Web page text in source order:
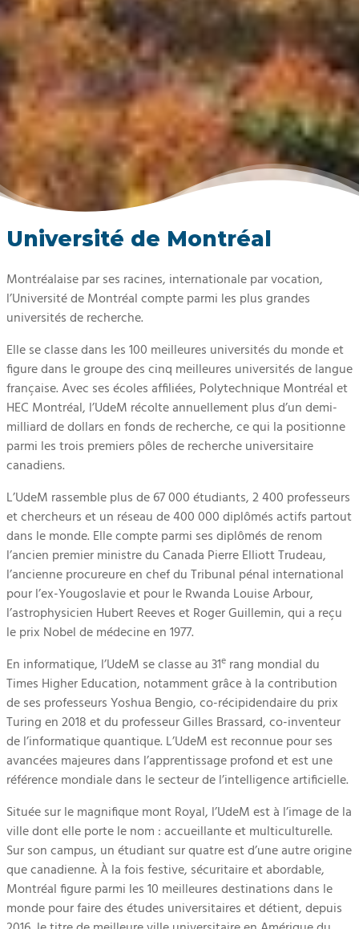
Université de Montréal
Montréalaise par ses racines, internationale par vocation,
l’Université de Montréal compte parmi les plus grandes
universités de recherche.
Elle se classe dans les 100 meilleures universités du monde et
figure dans le groupe des cinq meilleures universités de langue
française. Avec ses écoles affiliées, Polytechnique Montréal et
HEC Montréal, l’UdeM récolte annuellement plus d’un demi-
milliard de dollars en fonds de recherche, ce qui la positionne
parmi les trois premiers pôles de recherche universitaire
canadiens.
L’UdeM rassemble plus de 67 000 étudiants, 2 400 professeurs
et chercheurs et un réseau de 400 000 diplômés actifs partout
dans le monde. Elle compte parmi ses diplômés de renom
l’ancien premier ministre du Canada Pierre Elliott Trudeau,
l’ancienne procureure en chef du Tribunal pénal international
pour l’ex-Yougoslavie et pour le Rwanda Louise Arbour,
l’astrophysicien Hubert Reeves et Roger Guillemin, qui a reçu
le prix Nobel de médecine en 1977.
En informatique, l’UdeM se classe au 31e rang mondial du
Times Higher Education, notamment grâce à la contribution
de ses professeurs Yoshua Bengio, co-récipidendaire du prix
Turing en 2018 et du professeur Gilles Brassard, co-inventeur
de l’informatique quantique. L’UdeM est reconnue pour ses
avancées majeures dans l’apprentissage profond et est une
référence mondiale dans le secteur de l’intelligence artificielle.
Située sur le magnifique mont Royal, l’UdeM est à l’image de la
ville dont elle porte le nom : accueillante et multiculturelle.
Sur son campus, un étudiant sur quatre est d’une autre origine
que canadienne. À la fois festive, sécuritaire et abordable,
Montréal figure parmi les 10 meilleures destinations dans le
monde pour faire des études universitaires et détient, depuis